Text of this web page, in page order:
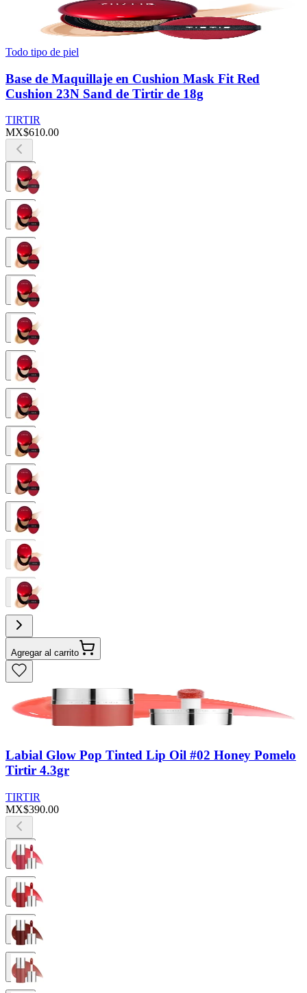
Todo tipo de piel
Base de Maquillaje en Cushion Mask Fit Red
Cushion 23N Sand de Tirtir de 18g
TIRTIR
MX$610.00
Agregar al carrito
Labial Glow Pop Tinted Lip Oil #02 Honey Pomelo
Tirtir 4.3gr
TIRTIR
MX$390.00